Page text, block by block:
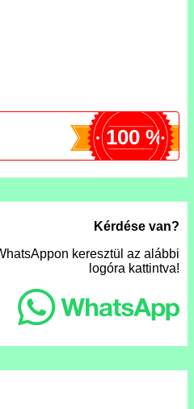
100 %
Kérdése van?
keresztül az alábbi
logóra kattintva!